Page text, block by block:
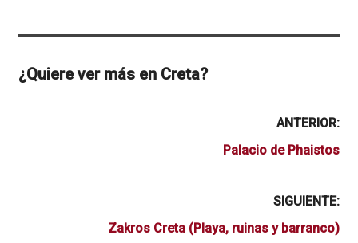
¿Quiere ver más en Creta?
ANTERIOR:
Palacio de Phaistos
SIGUIENTE:
Zakros Creta (Playa, ruinas y barranco)